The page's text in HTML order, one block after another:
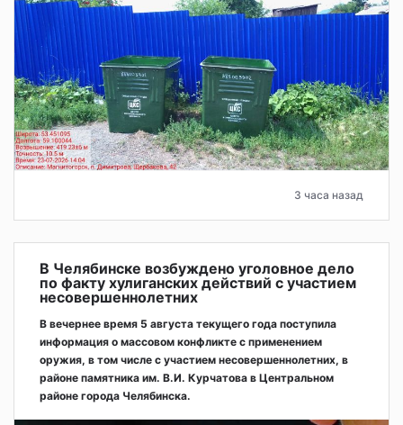
3 часа назад
В Челябинске возбуждено уголовное дело
по факту хулиганских действий с участием
несовершеннолетних
В вечернее время 5 августа текущего года поступила
информация о массовом конфликте с применением
оружия, в том числе с участием несовершеннолетних, в
районе памятника им. В.И. Курчатова в Центральном
районе города Челябинска.